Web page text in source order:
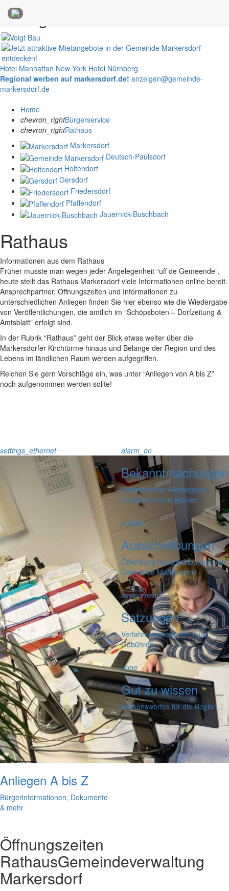
Anzeigen
Hotel Manhattan New York Hotel Nürnberg
Regional werben auf markersdorf.de! anzeigen@gemeinde-
markersdorf.de
Home
chevron_rightBürgerservice
chevron_rightRathaus
Markersdorf
Deutsch-Paulsdorf
Holtendorf
Gersdorf
Friedersdorf
Pfaffendorf
Jauernick-Buschbach
Rathaus
Informationen aus dem Rathaus
Früher musste man wegen jeder Angelegenheit “uff de Gemeende”,
heute stellt das Rathaus Markersdorf viele Informationen online bereit.
Ansprechpartner, Öffnungszeiten und Informationen zu
unterschiedlichen Anliegen finden Sie hier ebenso wie die Wiedergabe
von Veröffentlichungen, die amtlich im “Schöpsboten – Dorfzeitung &
Amtsblatt” erfolgt sind.
In der Rubrik “Rathaus” geht der Blick etwas weiter über die
Markersdorfer Kirchtürme hinaus und Belange der Region und des
Lebens im ländlichen Raum werden aufgegriffen.
Reichen Sie gern Vorschläge ein, was unter “Anliegen von A bis Z”
noch aufgenommen werden sollte!
settings_ethernet
Anliegen A bis Z
Bürgerinformationen, Dokumente
& mehr
alarm_on
Bekanntmachungen
Redaktionelle Wiedergabe
amtlicher Informationen
publish
Ausschreibungen
Öffentliche Ausschreibungen der
Gemeinde Markersdorf
assignment
Satzungen
Verfahrensvorschriften und
Gebühren
done
Gut zu wissen
Wissenswertes für die Region
Öffnungszeiten
RathausGemeindeverwaltung
Markersdorf